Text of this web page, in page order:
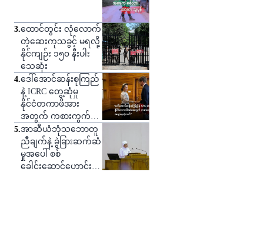
3.ထောင်တွင်း လုံလောက်
တဲ့ဆေးကုသခွင့် မရလို့
နိုင်ကျဉ်း ၁၅၀ နီးပါး
သေဆုံး
4.ဒေါ်အောင်ဆန်းစုကြည်
နဲ့ ICRC တွေ့ဆုံမှု
နိုင်ငံတကာဖိအား
အတွက် ကစားကွက်
တစ်ခုဟု သုံးသပ်
5.အာဆီယံဘုံသဘောတူ
ညီချက်နဲ့ ခွဲခြားဆက်ဆံ
မှုအပေါ် စစ်
ခေါင်းဆောင်ဟောင်း